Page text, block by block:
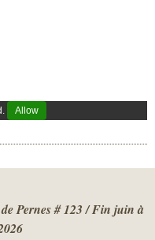
Allow
Pernes # 123 / Fin juin à